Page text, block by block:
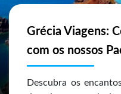
Grécia Viagens:
com os nossos
Descubra os